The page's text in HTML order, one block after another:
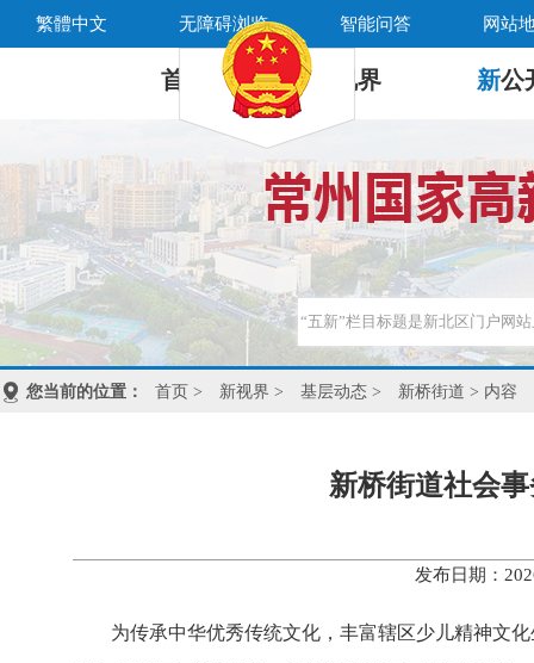
繁體中文 无障碍浏览 智能问答 网站
首 页 新 视界 新公
您当前的位置： 首页 > 新视界 > 基层动态 > 新桥街道 > 内容
新桥街道社会
发布日期：
为传承中华优秀传统文化，丰富辖区少儿精神文